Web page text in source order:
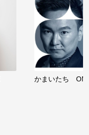
かまいたち